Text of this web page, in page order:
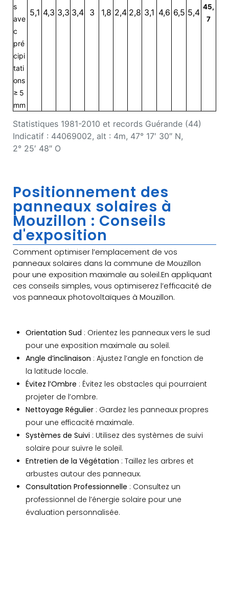
Statistiques 1981-2010 et records Guérande (44)
Indicatif : 44069002, alt : 4m, 47° 17′ 30″ N,
2° 25′ 48″ O
s
ave
c
pré
cipi
tati
ons
≥ 5
mm
5,1 4,3 3,3 3,4 3 1,8 2,4 2,8 3,1 4,6 6,5 5,4
45,
7
Positionnement des
panneaux solaires à
Mouzillon : Conseils
d'exposition
Comment optimiser l’emplacement de vos
panneaux solaires dans la commune de Mouzillon
pour une exposition maximale au soleil.En appliquant
ces conseils simples, vous optimiserez l’efficacité de
vos panneaux photovoltaïques à Mouzillon.
Orientation Sud : Orientez les panneaux vers le sud
pour une exposition maximale au soleil.
Angle d’inclinaison : Ajustez l’angle en fonction de
la latitude locale.
Évitez l’Ombre : Évitez les obstacles qui pourraient
projeter de l’ombre.
Nettoyage Régulier : Gardez les panneaux propres
pour une efficacité maximale.
Systèmes de Suivi : Utilisez des systèmes de suivi
solaire pour suivre le soleil.
Entretien de la Végétation : Taillez les arbres et
arbustes autour des panneaux.
Consultation Professionnelle : Consultez un
professionnel de l’énergie solaire pour une
évaluation personnalisée.